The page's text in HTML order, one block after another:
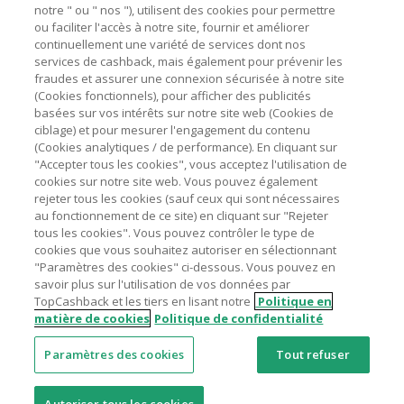
marchands sur le montant hors TVA/taxes et hors frais de
livraison/d’emballage/de service.
L'utilisation de plugins tels que Honey, AdBlock, uBlock, Pi-
hole et VPN peut bloquer le suivi de votre commande.
Pour chaque nouvelle transaction, il faut revenir sur
TopCashback et cliquer sur le bouton rose de cashback
pour accéder au site marchand et faire votre achat.
Assurez-vous que le lien TopCashback est le dernier lien
utilisé pour visiter le site marchand avant de finaliser votre
achat.
Tout compte impliqué dans des commandes ou activités
frauduleuses pour manipuler le système de cashback sera
clôturé et leur cashback confisqué.
Astuces pour économiser
A propos de
Contactez-nous
Mentions légales
Nos sites UK US CN JP DE AU
© 2005 - 2026 TopCashback Group Limited
notre " ou " nos "), utilisent des cookies pour permettre
ou faciliter l'accès à notre site, fournir et améliorer
continuellement une variété de services dont nos
services de cashback, mais également pour prévenir les
fraudes et assurer une connexion sécurisée à notre site
(Cookies fonctionnels), pour afficher des publicités
basées sur vos intérêts sur notre site web (Cookies de
ciblage) et pour mesurer l'engagement du contenu
(Cookies analytiques / de performance). En cliquant sur
"Accepter tous les cookies", vous acceptez l'utilisation de
cookies sur notre site web. Vous pouvez également
rejeter tous les cookies (sauf ceux qui sont nécessaires
au fonctionnement de ce site) en cliquant sur "Rejeter
tous les cookies". Vous pouvez contrôler le type de
cookies que vous souhaitez autoriser en sélectionnant
"Paramètres des cookies" ci-dessous. Vous pouvez en
savoir plus sur l'utilisation de vos données par
TopCashback et les tiers en lisant notre Politique en
matière de cookies Politique de confidentialité
Paramètres des cookies Tout refuser